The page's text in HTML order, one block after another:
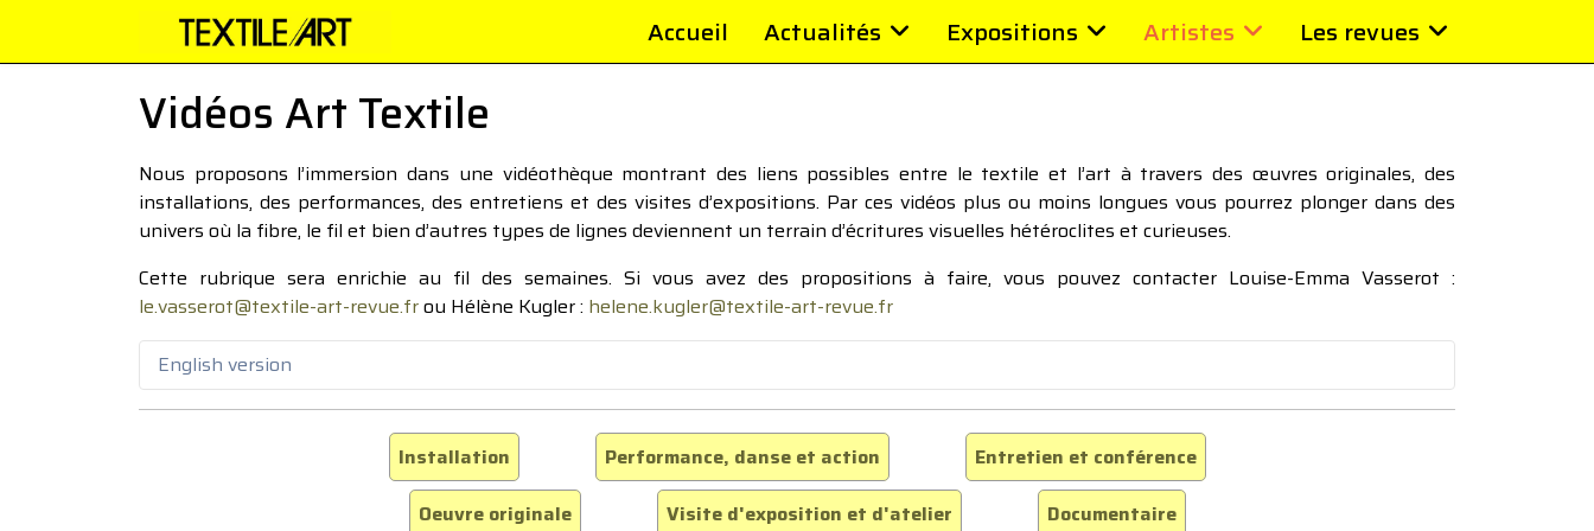
Accueil Actualités Expositions Artistes Les revues
Vidéos Art Textile
Nous proposons l’immersion dans une vidéothèque montrant des liens possibles entre le textile et l’art à travers des œuvres originales, des
installations, des performances, des entretiens et des visites d’expositions. Par ces vidéos plus ou moins longues vous pourrez plonger dans des
univers où la fibre, le fil et bien d’autres types de lignes deviennent un terrain d’écritures visuelles hétéroclites et curieuses.
Cette rubrique sera enrichie au fil des semaines. Si vous avez des propositions à faire, vous pouvez contacter Louise-Emma Vasserot :
le.vasserot@textile-art-revue.frou Hélène Kugler : helene.kugler@textile-art-revue.fr
English version
Installation Performance, danse et action
Entretien et conférence
Oeuvre originale
Visite d'exposition et d'atelier Documentaire